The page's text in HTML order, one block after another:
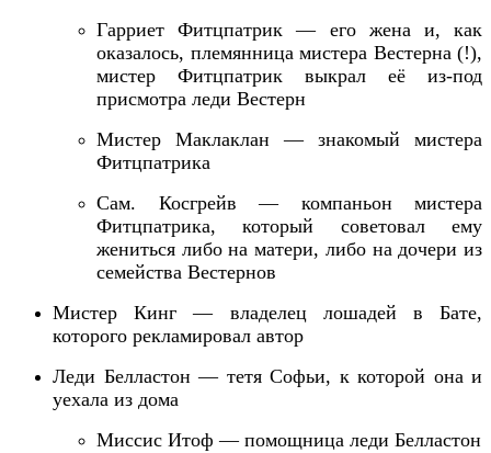
Гарриет Фитцпатрик — его жена и, как
оказалось, племянница мистера Вестерна (!),
мистер Фитцпатрик выкрал её из-под
присмотра леди Вестерн
Мистер Маклаклан — знакомый мистера
Фитцпатрика
Сам. Косгрейв — компаньон мистера
Фитцпатрика, который советовал ему
жениться либо на матери, либо на дочери из
семейства Вестернов
Мистер Кинг — владелец лошадей в Бате,
которого рекламировал автор
Леди Белластон — тетя Софьи, к которой она и
уехала из дома
Миссис Итоф — помощница леди Белластон